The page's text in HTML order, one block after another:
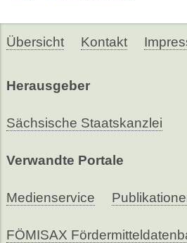
Übersicht Kontakt
Herausgeber
Sächsische Staatskanzlei
Verwandte Portale
Medienservice
FÖMISAX